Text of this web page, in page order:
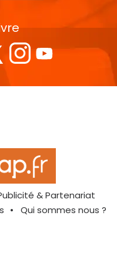
& Partenariat
Qui sommes nous ?